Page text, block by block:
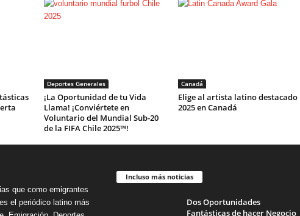
Deportes Generales
¡La Oportunidad de tu Vida
Llama! ¡Conviértete en
Voluntario del Mundial Sub-20
de la FIFA Chile 2025™!
Canadá
Elige al artista latino destacado
2025 en Canadá
que como emigrantes
el periódico latino más
Incluso más noticias
Dos Oportunidades
Fantásticas de hacer Negocio